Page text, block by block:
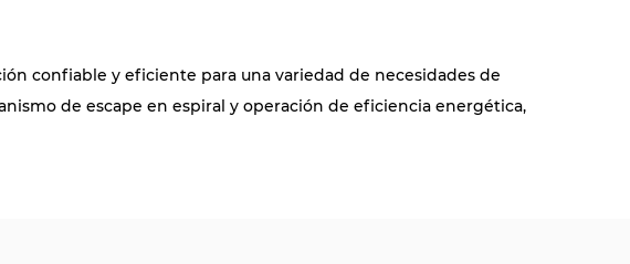
confiable y eficiente para una variedad de necesidades de
de escape en espiral y operación de eficiencia energética,